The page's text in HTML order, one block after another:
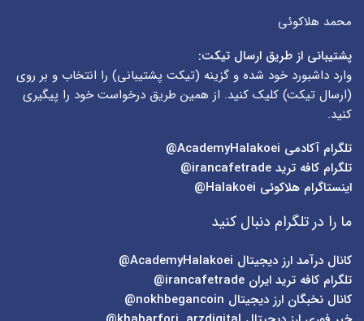
محمد هلاکوئی
پشتیبانی از طریق ارسال تیکت:
وارد داشبورد خود شده و گزینه (تیکت پشتیبانی) را انتخاب و بر روی
(ارسال تیکت) کلیک کنید. از همین طریق درخواست خود را پیگیری
کنید.
تلگرام آکادمی
تلگرام کافه ترید irancafetrade@
اینستاگرام هلاکوئی Halakoei@
ما را در تلگرام دنبال کنید
کانال درآمد ارز دیجیتال AcademyHalakoei@
تلگرام کافه ترید ایران irancafetrade@
کانال نخبگان ارز دیجیتال nokhbegancoin@